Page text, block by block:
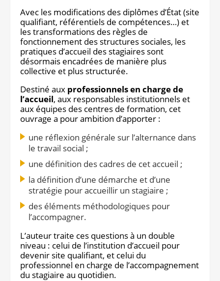
Avec les modifications des diplômes d’État (site
qualifiant, référentiels de compétences…) et
les transformations des règles de
fonctionnement des structures sociales, les
pratiques d’accueil des stagiaires sont
désormais encadrées de manière plus
collective et plus structurée.
Destiné aux professionnels en charge de
l’accueil, aux responsables institutionnels et
aux équipes des centres de formation, cet
ouvrage a pour ambition d’apporter :
une réflexion générale sur l’alternance dans
le travail social ;
une définition des cadres de cet accueil ;
la définition d’une démarche et d’une
stratégie pour accueillir un stagiaire ;
des éléments méthodologiques pour
l’accompagner.
L’auteur traite ces questions à un double
niveau : celui de l’institution d’accueil pour
devenir site qualifiant, et celui du
professionnel en charge de l’accompagnement
du stagiaire au quotidien.